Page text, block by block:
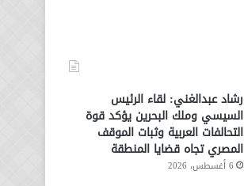
رشاد عبدالغني: لقاء الرئيس
السيسي وملك البحرين يؤكد قوة
التحالفات العربية وثبات الموقف
المصري تجاه قضايا المنطقة
6 أغسطس، 2026